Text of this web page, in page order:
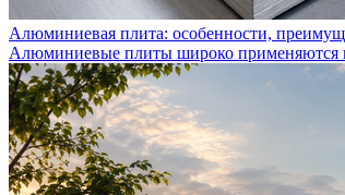
Алюминиевая плита: особенности,
Алюминиевые плиты широко применяются